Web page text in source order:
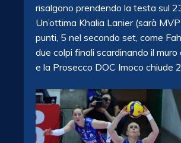
risalgono prendendo la testa sul
Un’ottima Khalia Lanier (sarà
punti, 5 nel secondo set, come
due colpi finali scardinando il
e la Prosecco DOC Imoco chiude